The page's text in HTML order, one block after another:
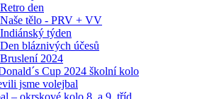
den
tělo - PRV + VV
týden
bláznivých účesů
2024
Cup 2024 školní kolo
jsme volejbal